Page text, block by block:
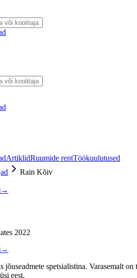
ArtiklidRuumide rentTöökuulutused
Rain Kõiv
→
2022
→
jõuseadmete spetsialistina. Varasemalt
eest.